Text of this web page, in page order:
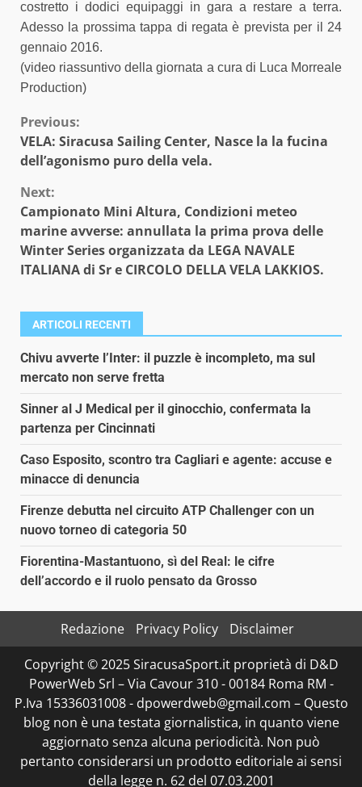
costretto i dodici equipaggi in gara a restare a terra.
Adesso la prossima tappa di regata è prevista per il 24
gennaio 2016.
(video riassuntivo della giornata a cura di Luca Morreale
Production)
Continue
Reading
Previous:
VELA: Siracusa Sailing Center, Nasce la la fucina
dell’agonismo puro della vela.
Next:
Campionato Mini Altura, Condizioni meteo
marine avverse: annullata la prima prova delle
Winter Series organizzata da LEGA NAVALE
ITALIANA di Sr e CIRCOLO DELLA VELA LAKKIOS.
ARTICOLI RECENTI
Chivu avverte l’Inter: il puzzle è incompleto, ma sul
mercato non serve fretta
Sinner al J Medical per il ginocchio, confermata la
partenza per Cincinnati
Caso Esposito, scontro tra Cagliari e agente: accuse e
minacce di denuncia
Firenze debutta nel circuito ATP Challenger con un
nuovo torneo di categoria 50
Fiorentina-Mastantuono, sì del Real: le cifre
dell’accordo e il ruolo pensato da Grosso
Redazione Privacy Policy
Disclaimer
Copyright © 2025 SiracusaSport.it proprietà di D&D
PowerWeb Srl – Via Cavour 310 - 00184 Roma RM -
P.Iva 15336031008 - dpowerdweb@gmail.com – Questo
blog non è una testata giornalistica, in quanto viene
aggiornato senza alcuna periodicità. Non può
pertanto considerarsi un prodotto editoriale ai sensi
della legge n. 62 del 07.03.2001